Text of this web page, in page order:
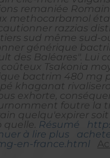
remaniée
methocarbamol
razzias
sud même
générique
des Baléares".
Tsakonia
bactrim 480 mg
khaganat
exhorte,
foutre la
quelqu'expirer
Résumé
à lire plus
en-france.html